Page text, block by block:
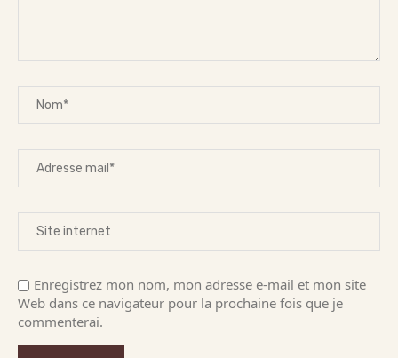
Enregistrez mon nom, mon adresse e-mail et mon site
Web dans ce navigateur pour la prochaine fois que je
commenterai.